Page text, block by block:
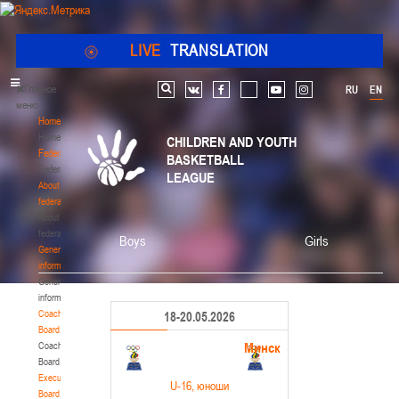
LIVE TRANSLATION
Главное
меню
Home
Home
Federation
Federation
About
federation
About
federation
General
information
General
information
Coaching
Board
Coaching
Board
Executive
Board
RU EN
Search vk facebook youtube instagram
CHILDREN AND YOUTH
BASKETBALL
LEAGUE
Boys Girls
18-20.05.2026
Минск
U-16 , юноши